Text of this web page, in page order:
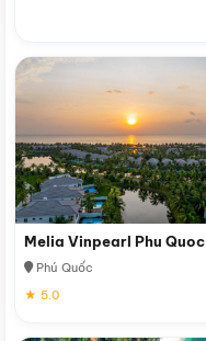
Melia Vinpearl Phu Quoc
Phú Quốc
★ 5.0